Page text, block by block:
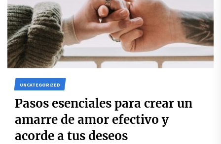
UNCATEGORIZED
Pasos esenciales para crear un
amarre de amor efectivo y
acorde a tus deseos